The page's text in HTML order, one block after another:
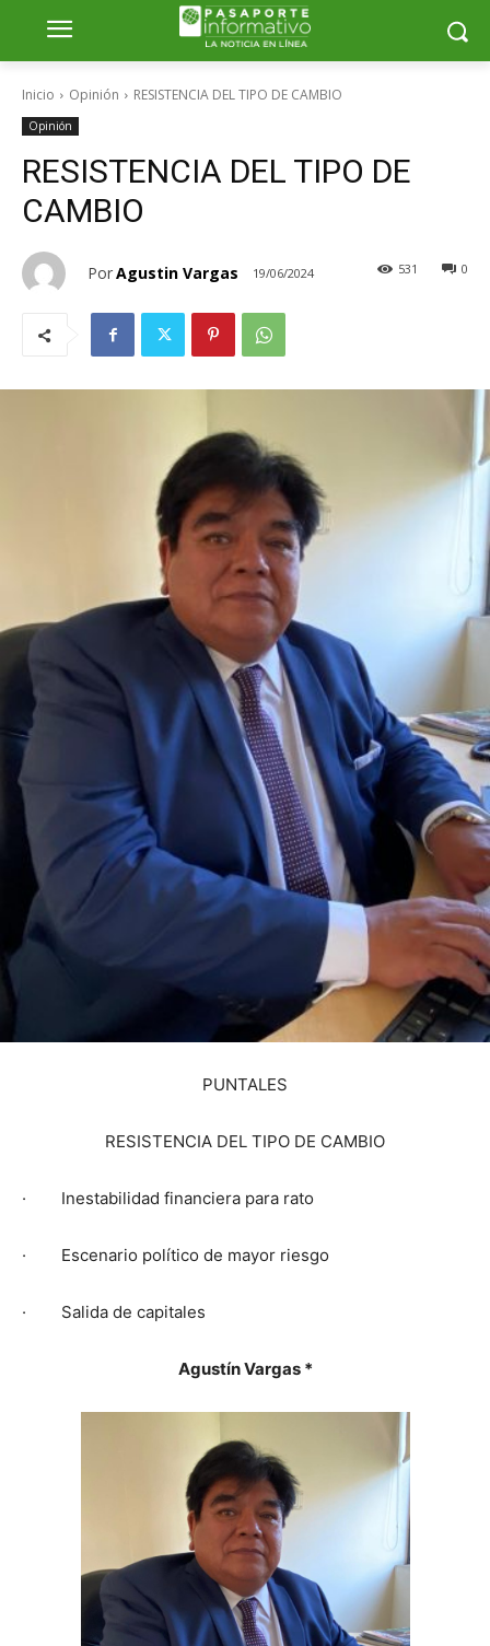
Inicio Opinión RESISTENCIA DEL TIPO DE CAMBIO
Opinión
RESISTENCIA DEL TIPO DE
CAMBIO
PorAgustin Vargas 19/06/2024 0
531
PUNTALES
RESISTENCIA DEL TIPO DE CAMBIO
· Inestabilidad financiera para rato
· Escenario político de mayor riesgo
· Salida de capitales
Agustín Vargas *